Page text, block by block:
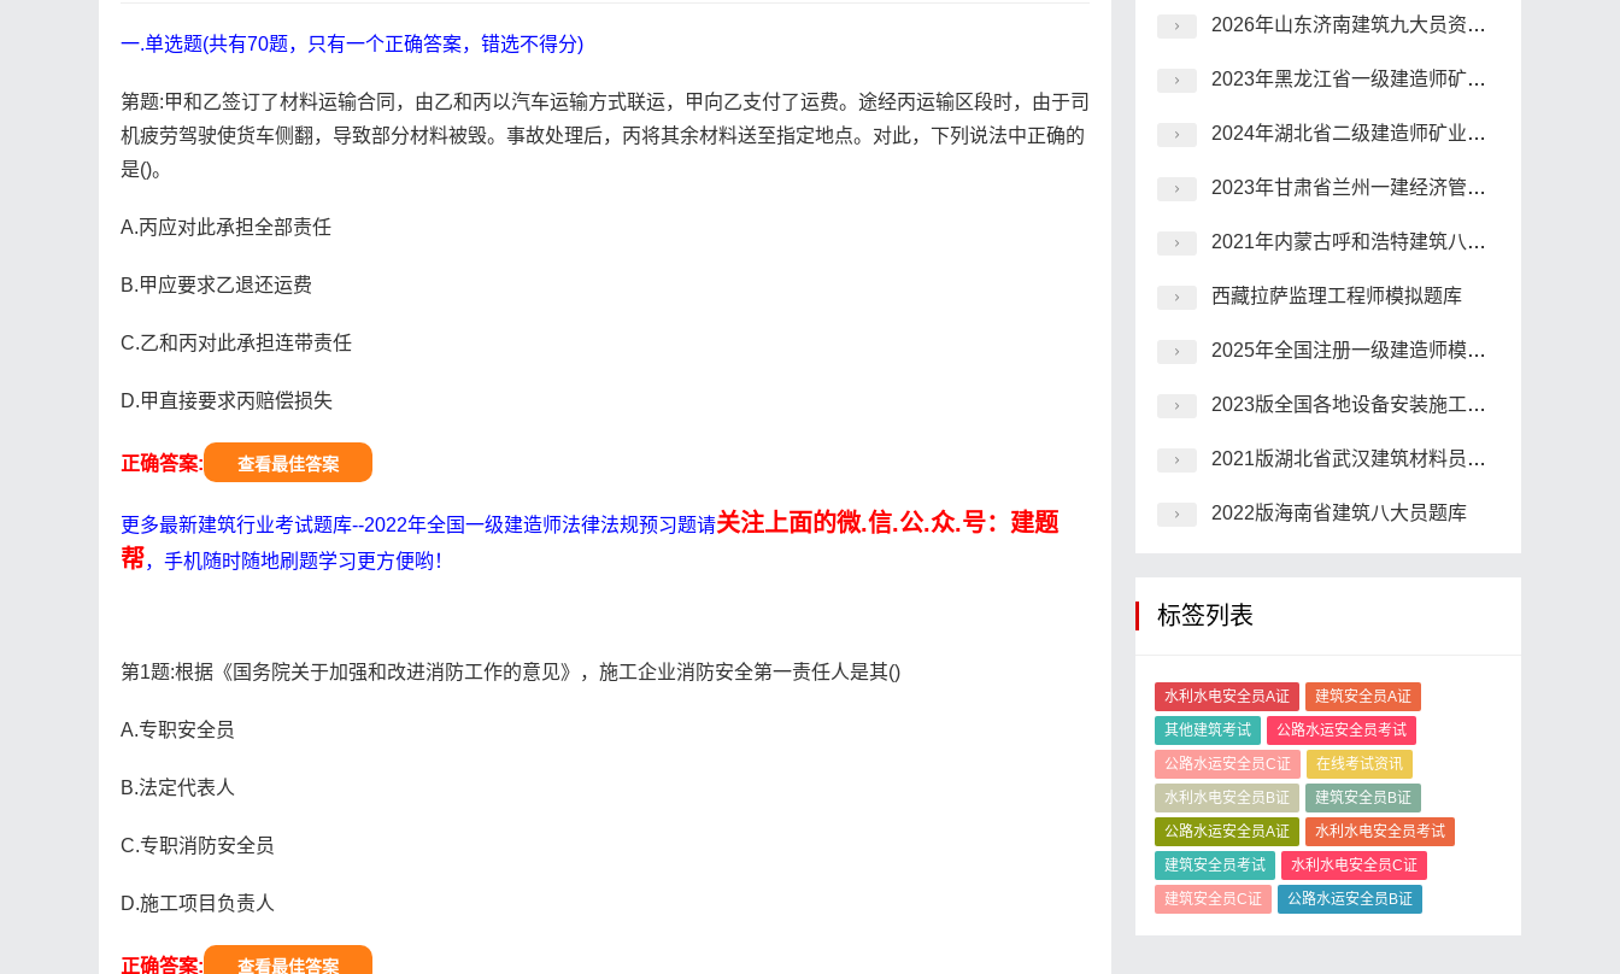
一.单选题(共有70题，只有一个正确答案，错选不得分)
第题:甲和乙签订了材料运输合同，由乙和丙以汽车运输方式联运，甲向乙支付了运费。途经丙运输区段时，由于司
机疲劳驾驶使货车侧翻，导致部分材料被毁。事故处理后，丙将其余材料送至指定地点。对此，下列说法中正确的
是()。
A.丙应对此承担全部责任
B.甲应要求乙退还运费
C.乙和丙对此承担连带责任
D.甲直接要求丙赔偿损失
正确答案: 查看最佳答案
更多最新建筑行业考试题库--2022年全国一级建造师法律法规预习题请关注上面的微.信.公.众.号：建题
帮，手机随时随地刷题学习更方便哟！
第1题:根据《国务院关于加强和改进消防工作的意见》，施工企业消防安全第一责任人是其()
A.专职安全员
B.法定代表人
C.专职消防安全员
D.施工项目负责人
正确答案: 查看最佳答案
2026年山东济南建筑九大员资料员，适用范围有哪些？
2023年黑龙江省一级建造师矿业科目在线考试模拟题
2024年湖北省二级建造师矿业科目，推荐app哪个好？
2023年甘肃省兰州一建经济管理在线模拟考试模拟题
2021年内蒙古呼和浩特建筑八大员真题
西藏拉萨监理工程师模拟题库
2025年全国注册一级建造师模拟试题
2023版全国各地设备安装施工员题目
2021版湖北省武汉建筑材料员考试模拟题
2022版海南省建筑八大员题库
标签列表
水利水电安全员A证
建筑安全员A证
其他建筑考试
公路水运安全员考试
公路水运安全员C证
在线考试资讯
水利水电安全员B证
建筑安全员B证
公路水运安全员A证
水利水电安全员考试
建筑安全员考试
水利水电安全员C证
建筑安全员C证
公路水运安全员B证